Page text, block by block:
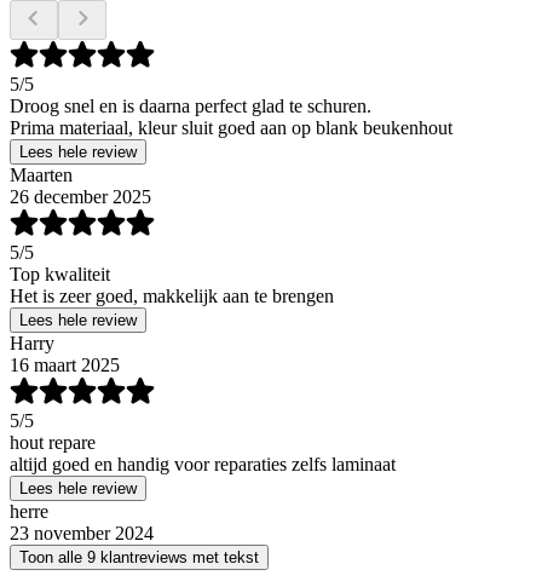
5/5
Droog snel en is daarna perfect glad te schuren.
Prima materiaal, kleur sluit goed aan op blank beukenhout
Lees hele review
Maarten
26 december 2025
5/5
Top kwaliteit
Het is zeer goed, makkelijk aan te brengen
Lees hele review
Harry
16 maart 2025
5/5
hout repare
altijd goed en handig voor reparaties zelfs laminaat
Lees hele review
herre
23 november 2024
Toon alle 9 klantreviews met tekst